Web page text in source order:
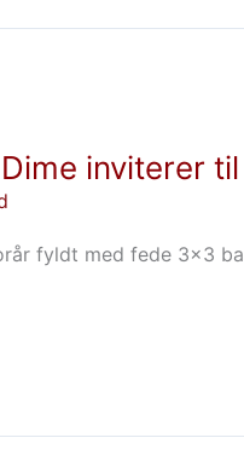
inviterer
fyldt med fede 3×3